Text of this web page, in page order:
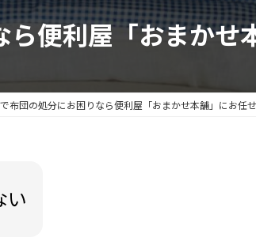
便利屋「おまかせ
布団の処分にお困りなら便利屋「おまかせ本舗」にお任
い